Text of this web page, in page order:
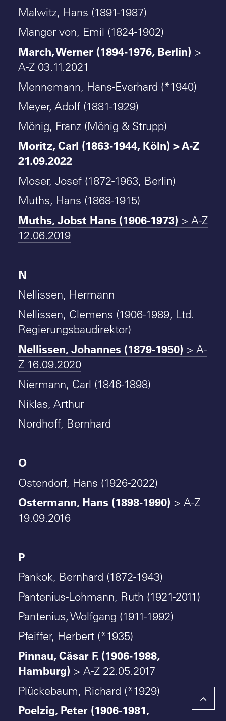
Malwitz, Hans (1891-1987)
Manger von, Emil (1824-1902)
March, Werner (1894-1976, Berlin) >
A-Z 03.11.2021
Mennemann, Hans-Everhard (*1940)
Meyer, Adolf (1881-1929)
Mönig, Franz (Mönig & Strupp)
Moritz, Carl (1863-1944, Köln) > A-Z
21.09.2022
Moser, Josef (1872-1963, Berlin)
Muths, Hans (1868-1915)
Muths, Jobst Hans (1906-1973) > A-Z
12.06.2019
N
Nellissen, Hermann
Nellissen, Clemens (1906-1989, Ltd.
Regierungsbaudirektor)
Nellissen, Johannes (1879-1950) > A-
Z 16.09.2020
Niermann, Carl (1846-1898)
Niklas, Arthur
Nordhoff, Bernhard
O
Ostendorf, Hans (1926-2022)
Ostermann, Hans (1898-1990) > A-Z
19.09.2016
P
Pankok, Bernhard (1872-1943)
Pantenius-Lohmann, Ruth (1921-2011)
Pantenius, Wolfgang (1911-1992)
Pfeiffer, Herbert (*1935)
Pinnau, Cäsar F. (1906-1988,
Hamburg) > A-Z 22.05.2017
Plückebaum, Richard (*1929)
Poelzig, Peter (1906-1981,